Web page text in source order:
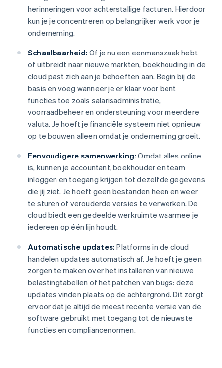
herinneringen voor achterstallige facturen. Hierdoor
kun je je concentreren op belangrijker werk voor je
onderneming.
Schaalbaarheid: Of je nu een eenmanszaak hebt
of uitbreidt naar nieuwe markten, boekhouding in de
cloud past zich aan je behoeften aan. Begin bij de
basis en voeg wanneer je er klaar voor bent
functies toe zoals salarisadministratie,
voorraadbeheer en ondersteuning voor meerdere
valuta. Je hoeft je financiële systeem niet opnieuw
op te bouwen alleen omdat je onderneming groeit.
Eenvoudigere samenwerking: Omdat alles online
is, kunnen je accountant, boekhouder en team
inloggen en toegang krijgen tot dezelfde gegevens
die jij ziet. Je hoeft geen bestanden heen en weer
te sturen of verouderde versies te verwerken. De
cloud biedt een gedeelde werkruimte waarmee je
iedereen op één lijn houdt.
Automatische updates: Platforms in de cloud
handelen updates automatisch af. Je hoeft je geen
zorgen te maken over het installeren van nieuwe
belastingtabellen of het patchen van bugs: deze
updates vinden plaats op de achtergrond. Dit zorgt
ervoor dat je altijd de meest recente versie van de
software gebruikt met toegang tot de nieuwste
functies en compliancenormen.